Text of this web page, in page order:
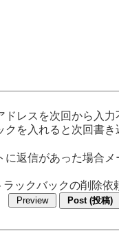
ドレスを次回から入
クを入れると次回書
に返信があった場合
ックバックの削除依